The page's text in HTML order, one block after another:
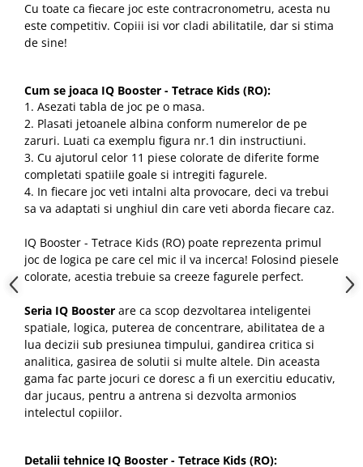
Cu toate ca fiecare joc este contracronometru, acesta nu
este competitiv. Copiii isi vor cladi abilitatile, dar si stima
de sine!
Cum se joaca IQ Booster - Tetrace Kids (RO):
1. Asezati tabla de joc pe o masa.
2. Plasati jetoanele albina conform numerelor de pe
zaruri. Luati ca exemplu figura nr.1 din instructiuni.
3. Cu ajutorul celor 11 piese colorate de diferite forme
completati spatiile goale si intregiti fagurele.
4. In fiecare joc veti intalni alta provocare, deci va trebui
sa va adaptati si unghiul din care veti aborda fiecare caz.
IQ Booster - Tetrace Kids (RO) poate reprezenta primul
joc de logica pe care cel mic il va incerca! Folosind piesele
colorate, acestia trebuie sa creeze fagurele perfect.
Seria IQ Booster are ca scop dezvoltarea inteligentei
spatiale, logica, puterea de concentrare, abilitatea de a
lua decizii sub presiunea timpului, gandirea critica si
analitica, gasirea de solutii si multe altele. Din aceasta
gama fac parte jocuri ce doresc a fi un exercitiu educativ,
dar jucaus, pentru a antrena si dezvolta armonios
intelectul copiilor.
Detalii tehnice IQ Booster - Tetrace Kids (RO):